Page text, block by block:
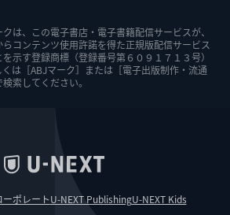
クは、この電子書店・電子書籍配信サービスが、
コンテンツ使用許諾を得た正規版配信サービス
示す登録商標（登録番号第６０９１７１３号）
くは［ABJマーク］または［電子出版制作・流通
索してください。
ーポレートU-NEXT PublishingU-NEXT Kids